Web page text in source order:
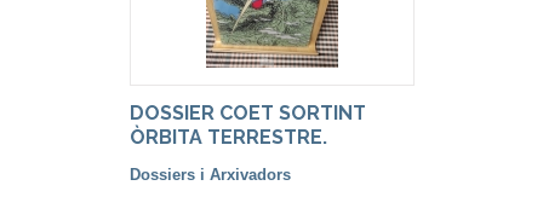
DOSSIER COET SORTINT
ÒRBITA TERRESTRE.
Dossiers i Arxivadors